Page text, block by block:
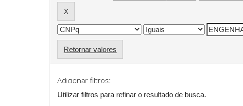
Retornar valores
Adicionar filtros:
Utilizar filtros para refinar o resultado de busca.